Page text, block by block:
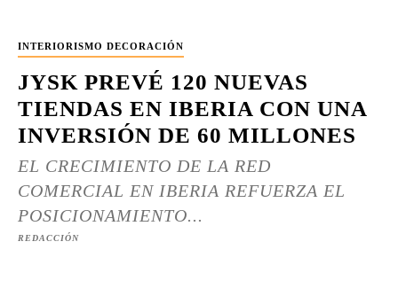
INTERIORISMO DECORACIÓN
JYSK PREVÉ 120 NUEVAS
TIENDAS EN IBERIA CON UNA
INVERSIÓN DE 60 MILLONES
EL CRECIMIENTO DE LA RED
COMERCIAL EN IBERIA REFUERZA EL
POSICIONAMIENTO...
REDACCIÓN